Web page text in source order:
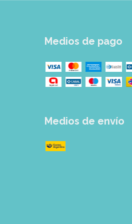
Medios de pago
Medios de envío